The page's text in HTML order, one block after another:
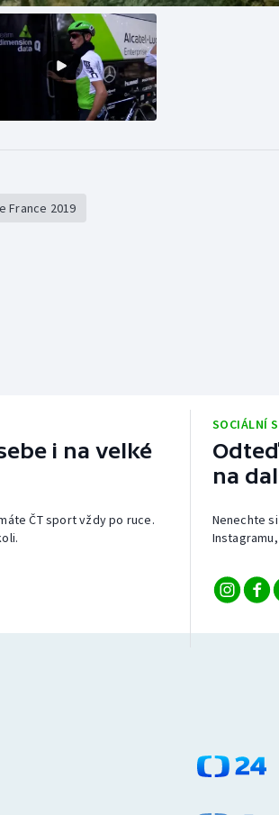
France 2019
i na velké
ČT sport vždy po ruce.
SOCIÁLNÍ
na
Nenechte